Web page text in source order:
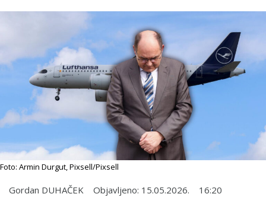
Foto: Armin Durgut, Pixsell/Pixsell
Gordan DUHAČEK Objavljeno: 15.05.2026. 16:20